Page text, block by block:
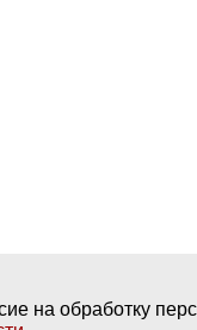
на обработку